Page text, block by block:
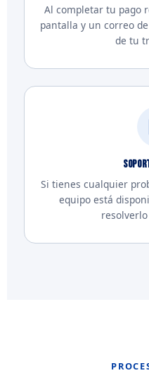
Al completar tu pago
pantalla y un correo
de tu
Si tienes cualquier
equipo está